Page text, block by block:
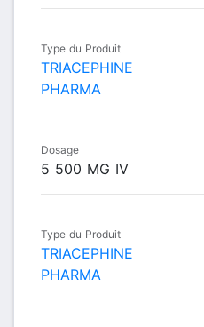
Type du Produit
TRIACEPHINE
PHARMA
Dosage
5 500 MG IV
Type du Produit
TRIACEPHINE
PHARMA